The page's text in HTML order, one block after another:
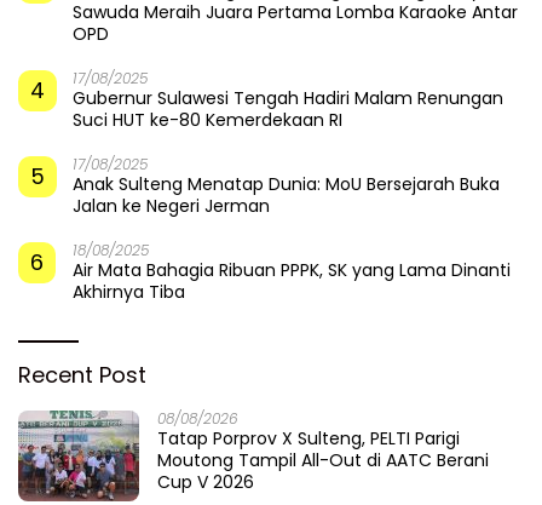
Ancam Permukiman Warga,
Bupati Parigi Moutong
Tinjau Abrasi di Desa Palasa
dan Minta Penanganan
Moutong
​Bupati dan Forkopimda
Moutong: Menakar Cepat
Pemulihan di Altar Sinergi
Populer